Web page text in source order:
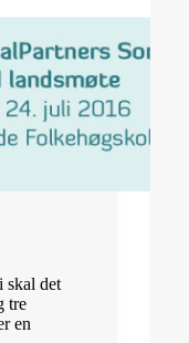
skal det
tre
en